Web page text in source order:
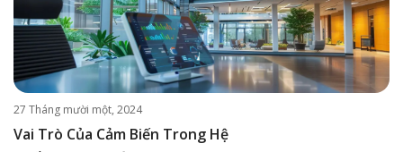
27 Tháng mười một, 2024
Vai Trò Của Cảm Biến Trong Hệ